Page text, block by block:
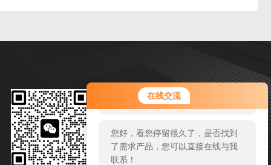
在线交流
您好！欢迎前来咨询，很高兴为您
服务，请问您要咨询什么问题呢？
您好，看您停留很久了，是否找到
了需求产品，您可以直接在线与我
联系！
微信扫一扫
传真：86-0550-7311970
地址：安徽省天长市西城区经二路1号